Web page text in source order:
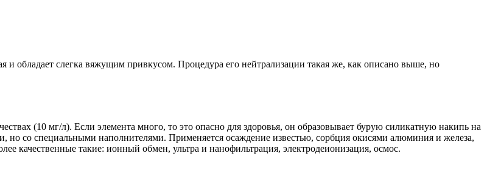
обладает слегка вяжущим привкусом. Процедура его нейтрализации такая же, как описано выше, но
(10 мг/л). Если элемента много, то это опасно для здоровья, он образовывает бурую силикатную накипь на
но со специальными наполнителями. Применяется осаждение известью, сорбция окисями алюминия и железа,
качественные такие: ионный обмен, ультра и нанофильтрация, электродеионизация, осмос.